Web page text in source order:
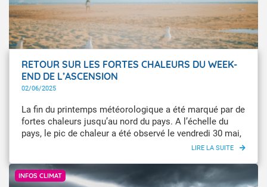
RETOUR SUR LES FORTES CHALEURS DU WEEK-
END DE L’ASCENSION
02/06/2025
La fin du printemps météorologique a été marqué par de
fortes chaleurs jusqu’au nord du pays. A l’échelle du
pays, le pic de chaleur a été observé le vendredi 30 mai,
avec des températures jamais vues en mai du Sud-
mai le plus chaud en moyenne sur la France. Samedi 31
mai, la chaleur s’est accentuée dans le Nord-Est, avec
INFOS CLIMAT
Infoclimat / Autre83